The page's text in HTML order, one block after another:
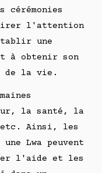
l'attention
une
à obtenir son
de la vie.
la santé, la
Ainsi, les
Lwa peuvent
l'aide et les